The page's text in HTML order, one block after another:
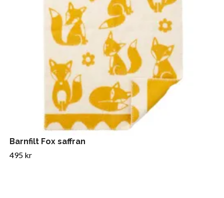
Barnfilt Fox saffran
495 kr